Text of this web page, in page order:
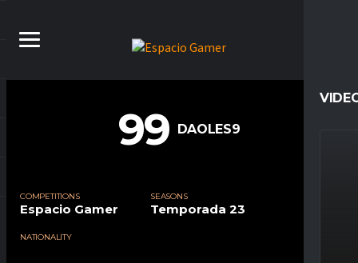
99 DAOLES9
COMPETITIONS
Espacio Gamer
SEASONS
Temporada 23
NATIONALITY